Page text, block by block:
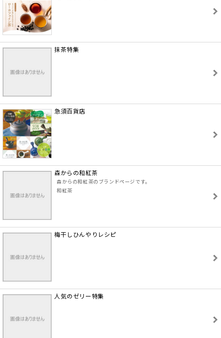
抹茶特集
急須百貨店
森からの和紅茶
森からの和紅茶のブランドページです。
和紅茶
梅干しひんやりレシピ
人気のゼリー特集